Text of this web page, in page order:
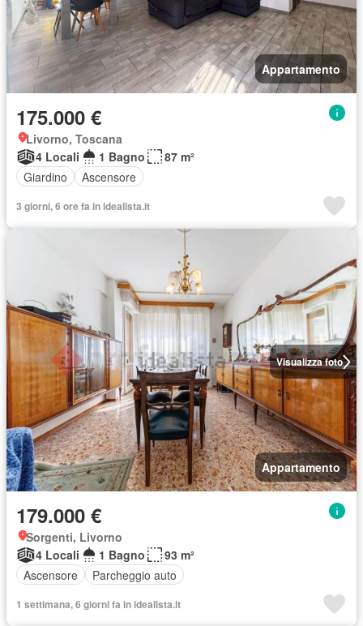
Appartamento
175.000 €
Livorno, Toscana
4 Locali
1 Bagno
87 m²
Giardino
Ascensore
3 giorni, 6 ore fa in idealista.it
Visualizza foto
Appartamento
179.000 €
Sorgenti, Livorno
4 Locali
1 Bagno
93 m²
Ascensore
Parcheggio auto
1 settimana, 6 giorni fa in idealista.it